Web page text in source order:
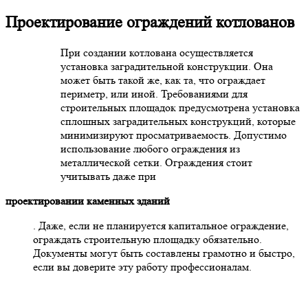
Проектирование ограждений котлованов
При создании котлована осуществляется
установка заградительной конструкции. Она
может быть такой же, как та, что ограждает
периметр, или иной. Требованиями для
строительных площадок предусмотрена установка
сплошных заградительных конструкций, которые
минимизируют просматриваемость. Допустимо
использование любого ограждения из
металлической сетки. Ограждения стоит
учитывать даже при
проектировании каменных зданий
. Даже, если не планируется капитальное ограждение,
ограждать строительную площадку обязательно.
Документы могут быть составлены грамотно и быстро,
если вы доверите эту работу профессионалам.